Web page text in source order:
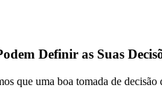
Definir as Suas
que uma boa tomada de